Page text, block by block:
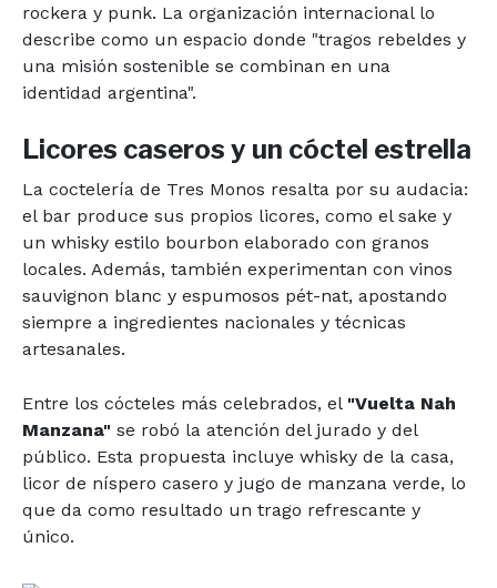
rockera y punk. La organización internacional lo
describe como un espacio donde "tragos rebeldes y
una misión sostenible se combinan en una
identidad argentina".
Licores caseros y un cóctel estrella
La coctelería de Tres Monos resalta por su audacia:
el bar produce sus propios licores, como el sake y
un whisky estilo bourbon elaborado con granos
locales. Además, también experimentan con vinos
sauvignon blanc y espumosos pét-nat, apostando
siempre a ingredientes nacionales y técnicas
artesanales.
Entre los cócteles más celebrados, el "Vuelta Nah
Manzana" se robó la atención del jurado y del
público. Esta propuesta incluye whisky de la casa,
licor de níspero casero y jugo de manzana verde, lo
que da como resultado un trago refrescante y
único.